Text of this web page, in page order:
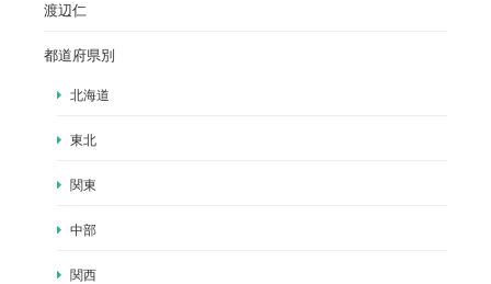
渡辺仁
都道府県別
北海道
東北
関東
中部
関西